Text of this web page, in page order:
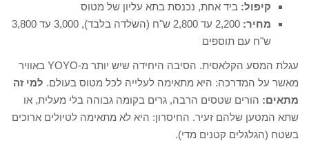
קיפול: ביד אחת, נכנסת בתא עליון של מטוס
מחיר:
2,200 עד 2,800 ש"ח (השלדה בלבד), 3,000 עד 3,800
ש"ח עם תוספים
עגלת המסע הקלאסית. הסיבה היחידה שיש יותר מ-YOYO באוויר
מאשר על המדרכה: היא מתאימה לעלייה לכל מטוס בעולם. למי זה
מתאים: הורים שטסים הרבה, גרים בקומה גבוהה בלי מעלית, או
שתא המטען שלהם זעיר. החיסרון: היא לא מתאימה לטיולים ארוכים
בשטח (הגלגלים קטנים מדי).